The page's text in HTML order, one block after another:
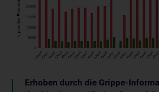
Erhoben durch die Grippe-